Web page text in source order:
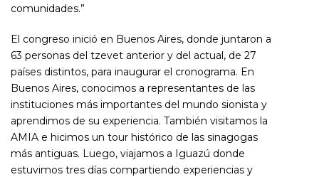
comunidades.”
El congreso inició en Buenos Aires, donde juntaron a
63 personas del tzevet anterior y del actual, de 27
países distintos, para inaugurar el cronograma. En
Buenos Aires, conocimos a representantes de las
instituciones más importantes del mundo sionista y
aprendimos de su experiencia. También visitamos la
AMIA e hicimos un tour histórico de las sinagogas
más antiguas. Luego, viajamos a Iguazú donde
estuvimos tres días compartiendo experiencias y